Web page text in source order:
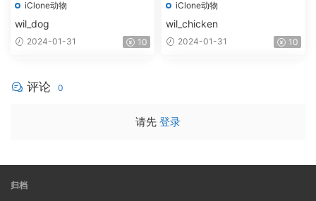
iClone动物
wil_dog
2024-01-31 10
iClone动物
wil_chicken
2024-01-31 10
评论 0
请先 登录
归档